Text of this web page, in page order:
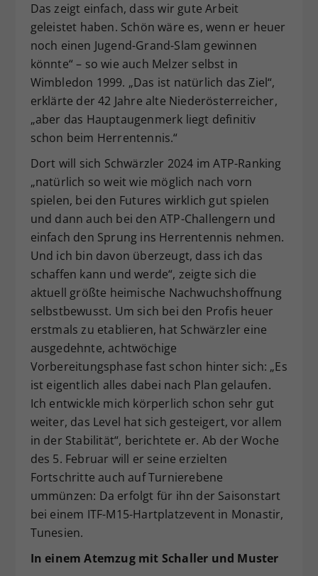
Das zeigt einfach, dass wir gute Arbeit
geleistet haben. Schön wäre es, wenn er heuer
noch einen Jugend-Grand-Slam gewinnen
könnte“ – so wie auch Melzer selbst in
Wimbledon 1999. „Das ist natürlich das Ziel“,
erklärte der 42 Jahre alte Niederösterreicher,
„aber das Hauptaugenmerk liegt definitiv
schon beim Herrentennis.“
Dort will sich Schwärzler 2024 im ATP-Ranking
„natürlich so weit wie möglich nach vorn
spielen, bei den Futures wirklich gut spielen
und dann auch bei den ATP-Challengern und
einfach den Sprung ins Herrentennis nehmen.
Und ich bin davon überzeugt, dass ich das
schaffen kann und werde“, zeigte sich die
aktuell größte heimische Nachwuchshoffnung
selbstbewusst. Um sich bei den Profis heuer
erstmals zu etablieren, hat Schwärzler eine
ausgedehnte, achtwöchige
Vorbereitungsphase fast schon hinter sich: „Es
ist eigentlich alles dabei nach Plan gelaufen.
Ich entwickle mich körperlich schon sehr gut
weiter, das Level hat sich gesteigert, vor allem
in der Stabilität“, berichtete er. Ab der Woche
des 5. Februar will er seine erzielten
Fortschritte auch auf Turnierebene
ummünzen: Da erfolgt für ihn der Saisonstart
bei einem ITF-M15-Hartplatzevent in Monastir,
Tunesien.
In einem Atemzug mit Schaller und Muster